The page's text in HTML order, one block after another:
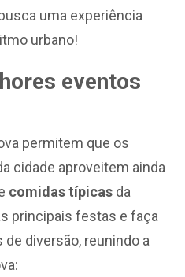
uma experiência
urbano!
eventos
permitem que os
cidade aproveitem ainda
comidas típicas da
principais festas e faça
diversão, reunindo a